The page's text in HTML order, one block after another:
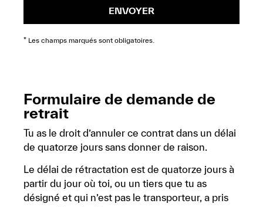
ENVOYER
* Les champs marqués sont obligatoires.
Formulaire de demande de
retrait
Tu as le droit d’annuler ce contrat dans un délai
de quatorze jours sans donner de raison.
Le délai de rétractation est de quatorze jours à
partir du jour où toi, ou un tiers que tu as
désigné et qui n’est pas le transporteur, a pris